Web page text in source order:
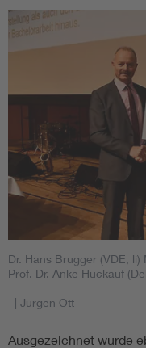
Dr. Hans Brugger (VDE,
Prof. Dr. Anke Huckauf
| Jürgen Ott
Ausgezeichnet wurde